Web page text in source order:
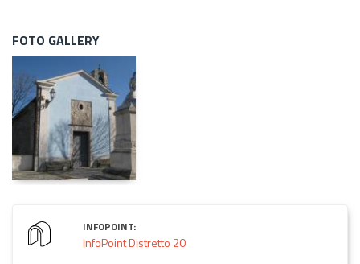
FOTO GALLERY
INFOPOINT:
InfoPoint Distretto 20